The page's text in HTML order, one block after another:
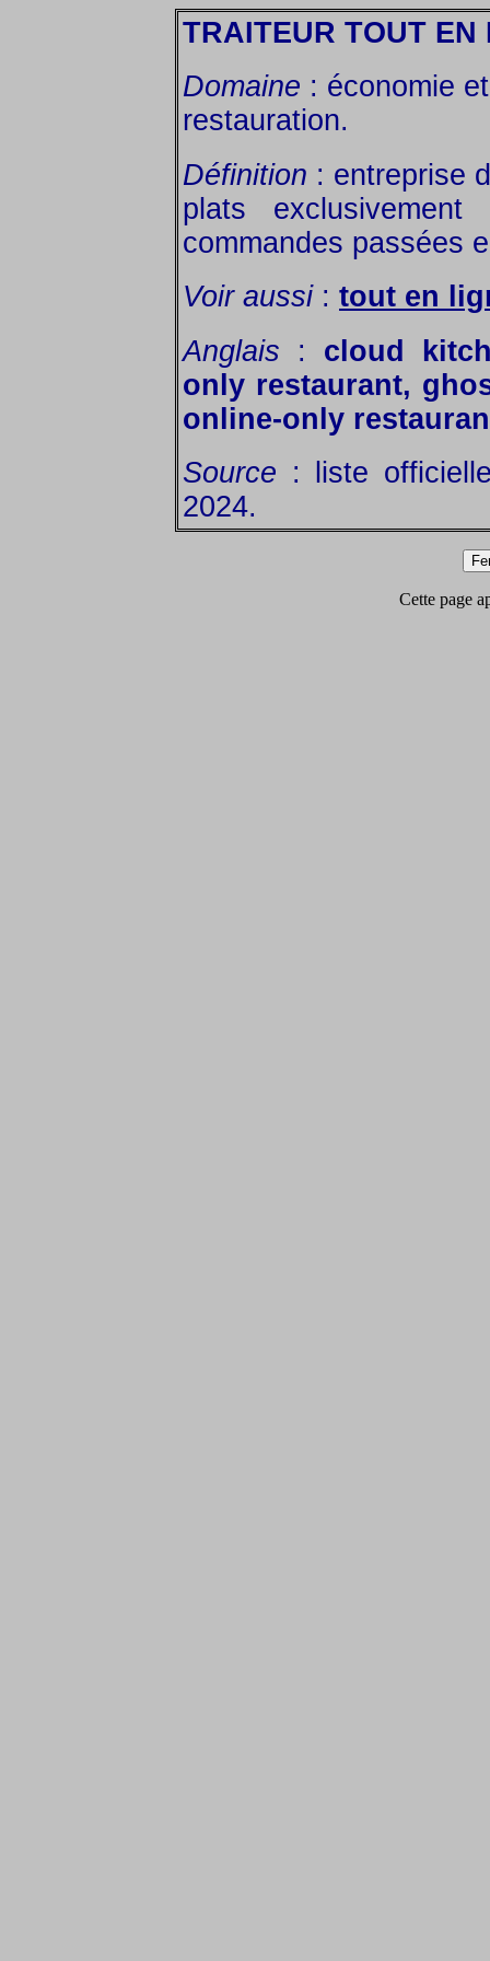
TRAITEUR TOUT EN
Domaine : économie
restauration.
Définition : entreprise
plats
commandes passées
Voir aussi: tout en
Anglais : cloud
only restaurant,
online-only
Source : liste
2024.
Cette page